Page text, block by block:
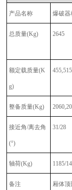
产品名称 爆破器
总质量(Kg) 2645
额定载质量(K
g)
455,515
整备质量(Kg)
接近角/离去角
(°)
31/28
轴荷(Kg) 1185/
备注 厢体